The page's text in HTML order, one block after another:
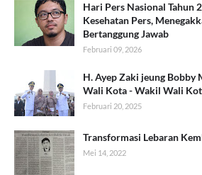
Hari Pers Nasional Tahun
Kesehatan Pers,
Bertanggung Jawab
Februari 09, 2026
H. Ayep Zaki jeung Bobby
Wali Kota - Wakil Wali
Februari 20, 2025
Transformasi Lebaran
Mei 14, 2022